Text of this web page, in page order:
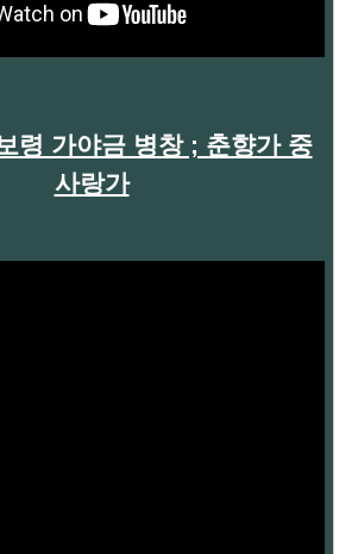
령 가야금 병창 ; 춘향가 중
사랑가